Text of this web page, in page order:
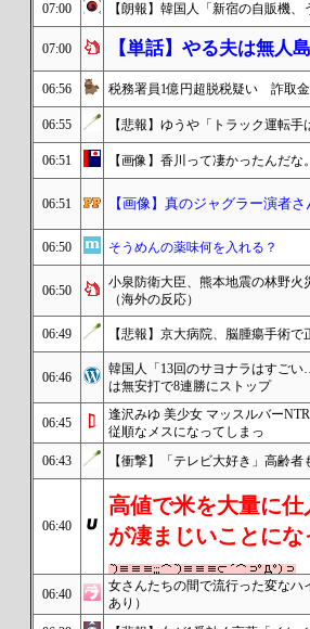
07:00 【朗報】韓国人「新宿の自販機、
07:00 【単話】やる夫は無人
06:56 税務署員1億円超脱税疑い 詐取
06:55 【悲報】ゆうや「トラック運転
06:51 【画像】香川って凄かったんだ
06:51 【画像】真のジャグラー演者
06:50 そうめんの薬味何を入れる？
06:50
小泉防衛大臣、熊本地震の林野火
（海外の反応）
06:49 【悲報】京大病院、脳腫瘍手術
06:46
韓国人「13回のサヨナラはすご
は無安打で8連勝にストップ
06:45
逢沢みゆ 美少女 マッスルバー
従順なメスになってしまっ
06:43 【衝撃】「テレビ大好き」高齢
06:40
高値で米を大量に
が凄まじいことに
06:40
女さんたちの間で流行った変な
あり）